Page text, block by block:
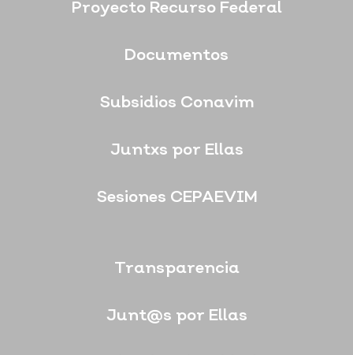
Proyecto Recurso Federal
Documentos
Subsidios Conavim
Juntxs por Ellas
Sesiones CEPAEVIM
Transparencia
Junt@s por Ellas